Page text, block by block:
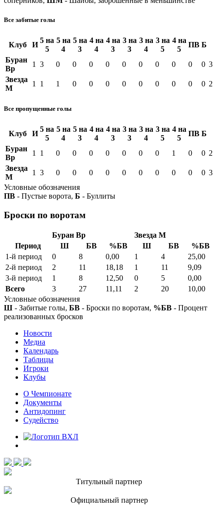
Все забитые голы
Клуб И
5 на
5
5 на
4
5 на
3
4 на
4
4 на
3
3 на
3
3 на
4
3 на
5
4 на
5
ПВ Б
Буран
Вр
1 3 0 0 0 0 0 0 0 0 0 0 3
Звезда
М
1 1 1 0 0 0 0 0 0 0 0 0 2
Все пропущенные голы
Клуб И
5 на
5
5 на
4
5 на
3
4 на
4
4 на
3
3 на
3
3 на
4
3 на
5
4 на
5
ПВ Б
Буран
Вр
1 1 0 0 0 0 0 0 0 1 0 0 2
Звезда
М
1 3 0 0 0 0 0 0 0 0 0 0 3
Условные обозначения
ПВ - Пустые ворота, Б - Буллиты
Броски по воротам
Буран Вр
Звезда М
Период
Ш БВ %БВ Ш БВ
%БВ
1-й период
0 8 0,00 1 4
25,00
2-й период
2 11 18,18 1 11
9,09
3-й период
1 8 12,50 0 5
0,00
Всего
3 27 11,11 2 20
10,00
Условные обозначения
Ш - Забитые голы, БВ - Броски по воротам, %БВ - Процент
реализованных бросков
Новости
Медиа
Календарь
Таблицы
Игроки
Клубы
О Чемпионате
Документы
Антидопинг
Судейство
Титульный партнер
Официальный партнер